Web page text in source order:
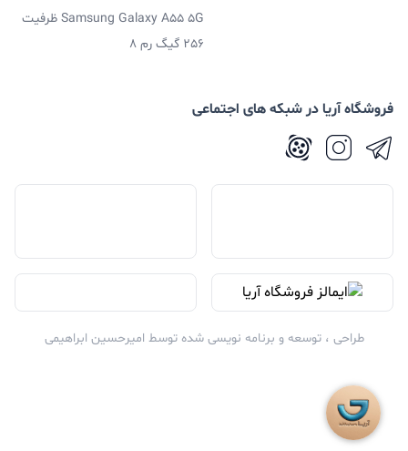
Samsung Galaxy A55 5G ظرفیت
256 گیگ رم 8
فروشگاه آریا در شبکه های اجتماعی
طراحی ، توسعه و برنامه نویسی شده توسط امیرحسین ابراهیمی